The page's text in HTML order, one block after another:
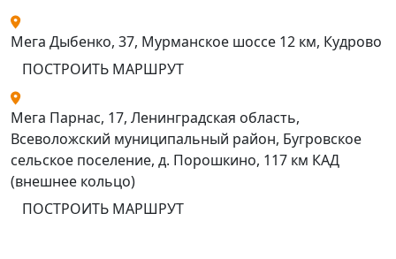
Мега Дыбенко, 37, Мурманское шоссе 12 км, Кудрово
ПОСТРОИТЬ МАРШРУТ
Мега Парнас, 17, Ленинградская область,
Всеволожский муниципальный район, Бугровское
сельское поселение, д. Порошкино, 117 км КАД
(внешнее кольцо)
ПОСТРОИТЬ МАРШРУТ